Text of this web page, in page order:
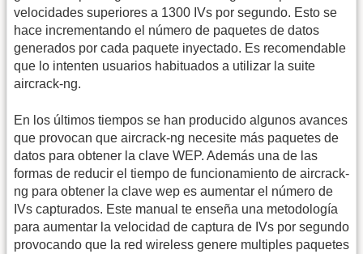
velocidades superiores a 1300 IVs por segundo. Esto se
hace incrementando el número de paquetes de datos
generados por cada paquete inyectado. Es recomendable
que lo intenten usuarios habituados a utilizar la suite
aircrack-ng.
En los últimos tiempos se han producido algunos avances
que provocan que aircrack-ng necesite más paquetes de
datos para obtener la clave WEP. Además una de las
formas de reducir el tiempo de funcionamiento de aircrack-
ng para obtener la clave wep es aumentar el número de
IVs capturados. Este manual te enseña una metodología
para aumentar la velocidad de captura de IVs por segundo
provocando que la red wireless genere multiples paquetes